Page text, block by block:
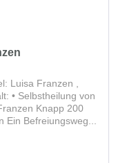
Luisa Franzen ,
• Selbstheilung von
Knapp 200
Ein Befreiungsweg...